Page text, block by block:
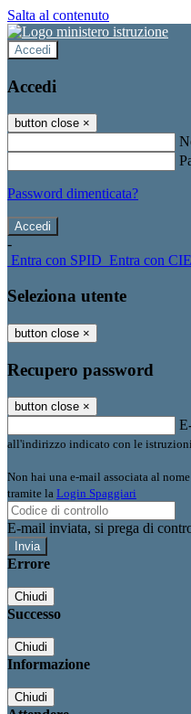
Salta al contenuto
Accedi
Accedi
button close ×
Password dimenticata?
-
Entra con SPID Entra con CIE
Seleziona utente
button close ×
Recupero password
button close ×
all'indirizzo indicato con le istruzioni
Non hai una e-mail associata al
tramite la Login Spaggiari
E-mail inviata, si prega di
Errore
Chiudi
Successo
Chiudi
Informazione
Chiudi